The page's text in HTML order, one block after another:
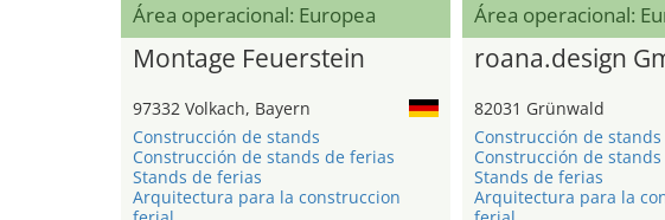
Área operacional: Europea
Montage Feuerstein
97332 Volkach, Bayern
Construcción de stands
Construcción de stands de ferias
Stands de ferias
Arquitectura para la construccion
Área operacional:
roana.design
82031 Grünwald
Construcción de stands
Construcción de
Stands de ferias
Arquitectura para la